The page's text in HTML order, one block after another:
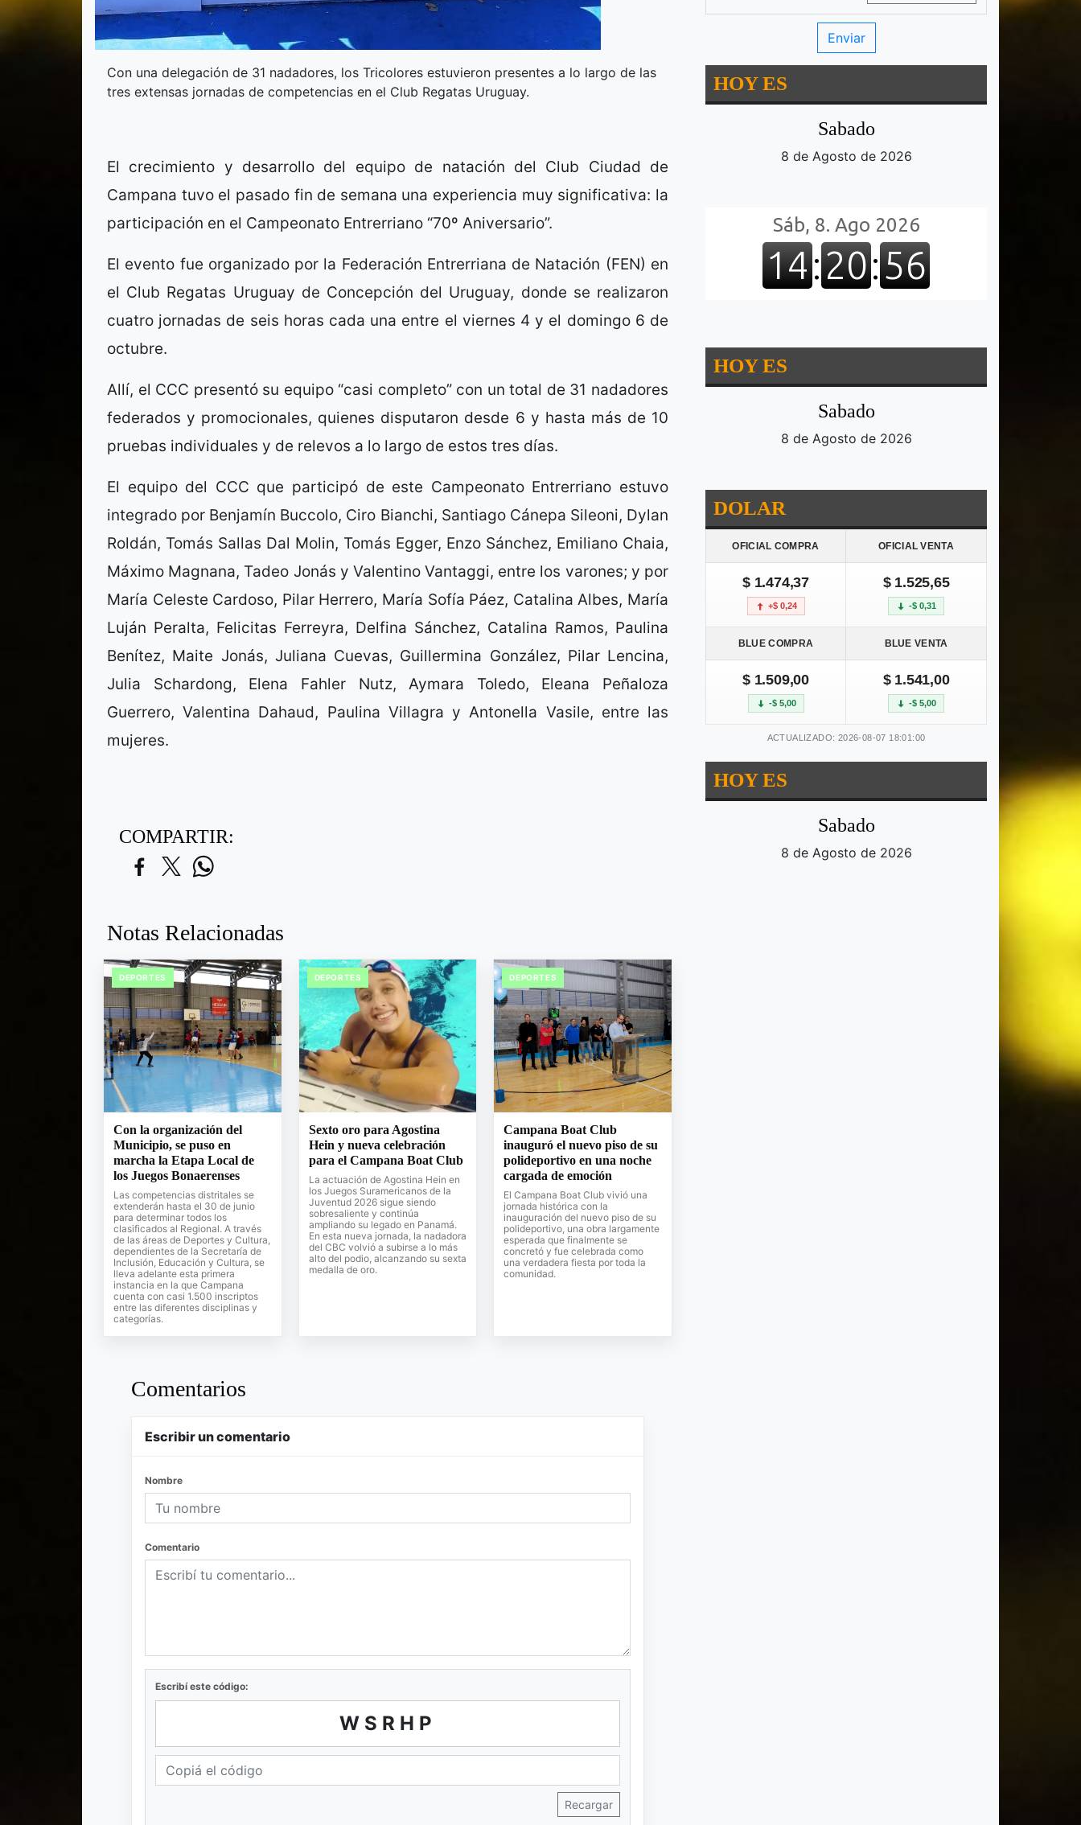
Con una delegación de 31 nadadores, los Tricolores estuvieron presentes a lo largo de las
tres extensas jornadas de competencias en el Club Regatas Uruguay.
El crecimiento y desarrollo del equipo de natación del Club Ciudad de
Campana tuvo el pasado fin de semana una experiencia muy significativa: la
participación en el Campeonato Entrerriano “70º Aniversario”.
El evento fue organizado por la Federación Entrerriana de Natación (FEN) en
el Club Regatas Uruguay de Concepción del Uruguay, donde se realizaron
cuatro jornadas de seis horas cada una entre el viernes 4 y el domingo 6 de
octubre.
Allí, el CCC presentó su equipo “casi completo” con un total de 31 nadadores
federados y promocionales, quienes disputaron desde 6 y hasta más de 10
pruebas individuales y de relevos a lo largo de estos tres días.
El equipo del CCC que participó de este Campeonato Entrerriano estuvo
integrado por Benjamín Buccolo, Ciro Bianchi, Santiago Cánepa Sileoni, Dylan
Roldán, Tomás Sallas Dal Molin, Tomás Egger, Enzo Sánchez, Emiliano Chaia,
Máximo Magnana, Tadeo Jonás y Valentino Vantaggi, entre los varones; y por
María Celeste Cardoso, Pilar Herrero, María Sofía Páez, Catalina Albes, María
Luján Peralta, Felicitas Ferreyra, Delfina Sánchez, Catalina Ramos, Paulina
Benítez, Maite Jonás, Juliana Cuevas, Guillermina González, Pilar Lencina,
Julia Schardong, Elena Fahler Nutz, Aymara Toledo, Eleana Peñaloza
Guerrero, Valentina Dahaud, Paulina Villagra y Antonella Vasile, entre las
mujeres.
COMPARTIR:
Notas Relacionadas
DEPORTES
Con la organización del
Municipio, se puso en
marcha la Etapa Local de
los Juegos Bonaerenses
Las competencias distritales se
extenderán hasta el 30 de junio
para determinar todos los
clasificados al Regional. A través
de las áreas de Deportes y Cultura,
dependientes de la Secretaría de
Inclusión, Educación y Cultura, se
lleva adelante esta primera
instancia en la que Campana
cuenta con casi 1.500 inscriptos
entre las diferentes disciplinas y
categorías.
DEPORTES
Sexto oro para Agostina
Hein y nueva celebración
para el Campana Boat Club
La actuación de Agostina Hein en
los Juegos Suramericanos de la
Juventud 2026 sigue siendo
sobresaliente y continúa
ampliando su legado en Panamá.
En esta nueva jornada, la nadadora
del CBC volvió a subirse a lo más
alto del podio, alcanzando su sexta
medalla de oro.
DEPORTES
Campana Boat Club
inauguró el nuevo piso de su
polideportivo en una noche
cargada de emoción
El Campana Boat Club vivió una
jornada histórica con la
inauguración del nuevo piso de su
polideportivo, una obra largamente
esperada que finalmente se
concretó y fue celebrada como
una verdadera fiesta por toda la
comunidad.
Comentarios
Escribir un comentario
Nombre
Comentario
Escribí este código:
WSRHP
Recargar
HOY ES
Sabado
8 de Agosto de 2026
HOY ES
Sabado
8 de Agosto de 2026
DOLAR
OFICIAL COMPRA OFICIAL VENTA
$ 1.474,37
+$ 0,24
$ 1.525,65
-$ 0,31
BLUE COMPRA BLUE VENTA
$ 1.509,00
-$ 5,00
$ 1.541,00
-$ 5,00
ACTUALIZADO: 2026-08-07 18:01:00
HOY ES
Sabado
8 de Agosto de 2026